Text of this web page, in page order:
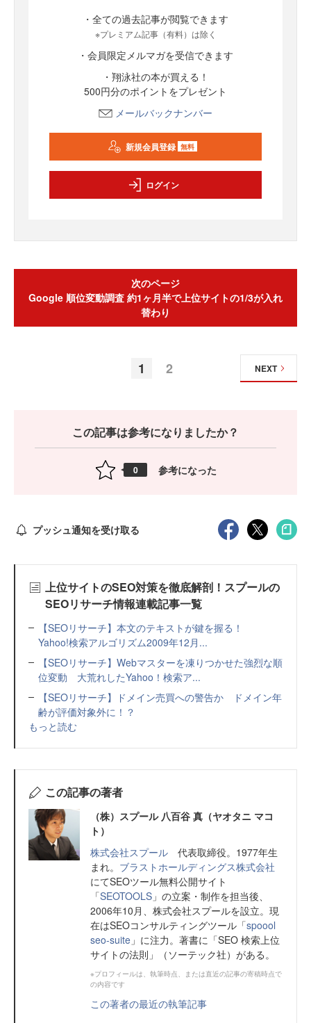
・全ての過去記事が閲覧できます
※プレミアム記事（有料）は除く
・会員限定メルマガを受信できます
・翔泳社の本が買える！
500円分のポイントをプレゼント
メールバックナンバー
新規会員登録 無料
ログイン
次のページ
Google 順位変動調査 約1ヶ月半で上位サイトの1/3が入れ
替わり
1 2 NEXT
この記事は参考になりましたか？
0 参考になった
プッシュ通知を受け取る
上位サイトのSEO対策を徹底解剖！スプールの
SEOリサーチ情報連載記事一覧
【SEOリサーチ】本文のテキストが鍵を握る！
Yahoo!検索アルゴリズム2009年12月...
【SEOリサーチ】Webマスターを凍りつかせた強烈な順
位変動 大荒れしたYahoo！検索ア...
【SEOリサーチ】ドメイン売買への警告か ドメイン年
齢が評価対象外に！？
もっと読む
この記事の著者
（株）スプール 八百谷 真（ヤオタニ マコ
ト）
株式会社スプール 代表取締役。1977年生
まれ。 ブラストホールディングス株式会社
にてSEOツール無料公開サイト
「SEOTOOLS 」の立案・制作を担当後、
2006年10月、株式会社スプールを設立。現
在はSEOコンサルティングツール「spoool
seo-suite 」に注力。著書に「SEO 検索上位
サイトの法則」（ソーテック社）がある。
※プロフィールは、執筆時点、または直近の記事の寄稿時点で
の内容です
この著者の最近の執筆記事